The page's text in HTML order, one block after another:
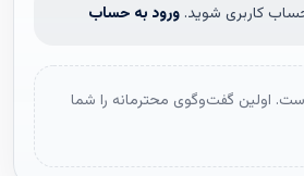
حساب کاربری شوید. ورود به حساب
اولین گفت‌وگوی محترمانه را شما